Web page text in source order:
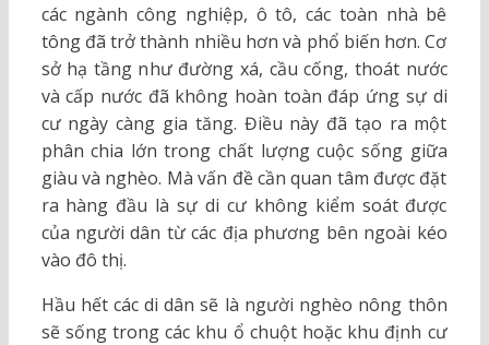
các ngành công nghiệp, ô tô, các toàn nhà bê
tông đã trở thành nhiều hơn và phổ biến hơn. Cơ
sở hạ tầng như đường xá, cầu cống, thoát nước
và cấp nước đã không hoàn toàn đáp ứng sự di
cư ngày càng gia tăng. Điều này đã tạo ra một
phân chia lớn trong chất lượng cuộc sống giữa
giàu và nghèo. Mà vấn đề cần quan tâm được đặt
ra hàng đầu là sự di cư không kiểm soát được
của người dân từ các địa phương bên ngoài kéo
vào đô thị.
Hầu hết các di dân sẽ là người nghèo nông thôn
sẽ sống trong các khu ổ chuột hoặc khu định cư